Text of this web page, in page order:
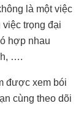
là một việc
việc trọng đại
hợp nhau
….
được xem bói
cùng theo dõi